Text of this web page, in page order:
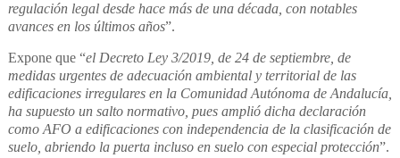
regulación legal desde hace más de una década, con notables
avances en los últimos años”.
Expone que “el Decreto Ley 3/2019, de 24 de septiembre, de
medidas urgentes de adecuación ambiental y territorial de las
edificaciones irregulares en la Comunidad Autónoma de Andalucía,
ha supuesto un salto normativo, pues amplió dicha declaración
como AFO a edificaciones con independencia de la clasificación de
suelo, abriendo la puerta incluso en suelo con especial protección”.